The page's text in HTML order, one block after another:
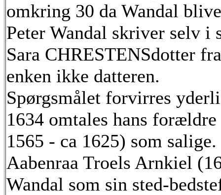
omkring 30 da Wandal
Peter Wandal skriver selv i
Sara CHRESTENSdotter
enken ikke datteren.
Spørgsmålet forvirres
1634 omtales hans
1565 - ca 1625) som
Aabenraa Troels Arnkiel
Wandal som sin sted-